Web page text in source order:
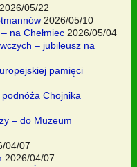
2026/05/22
2026/05/10
na Chełmiec 2026/05/04
– jubileusz na
pamięci
Chojnika
– do Muzeum
04/07
2026/04/07